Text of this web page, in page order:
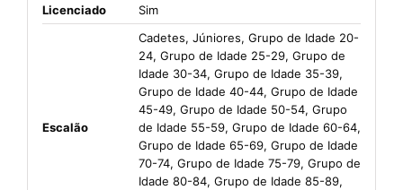
Licenciado Sim
Escalão
Cadetes, Júniores, Grupo de Idade 20-
24, Grupo de Idade 25-29, Grupo de
Idade 30-34, Grupo de Idade 35-39,
Grupo de Idade 40-44, Grupo de Idade
45-49, Grupo de Idade 50-54, Grupo
de Idade 55-59, Grupo de Idade 60-64,
Grupo de Idade 65-69, Grupo de Idade
70-74, Grupo de Idade 75-79, Grupo de
Idade 80-84, Grupo de Idade 85-89,